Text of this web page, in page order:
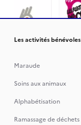
Les activités bénévoles
Maraude
Soins aux animaux
Alphabétisation
Ramassage de déchets